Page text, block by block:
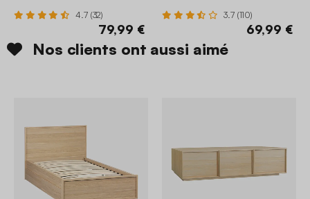
4.7 (32)
79,99 €
3.7 (110)
69,99 €
Nos clients ont aussi aimé